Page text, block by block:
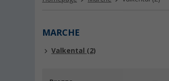
MARCHE
Valkental (2)